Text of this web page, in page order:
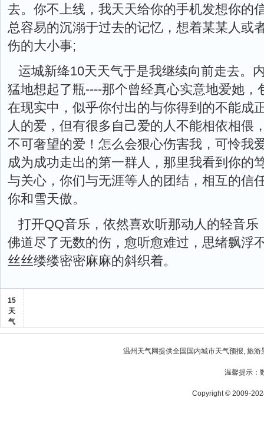
去。你不上线，我天天给你的手机发想你的
总容易的沉溺于过去的记忆，想着某某人或
伤的大小事;
运城新绛10天天气于是我继续向前走去。
猛地想起了瓶----那个曾经真心实意地爱她
在现实中，似乎你付出的与你得到的不能成
人的爱，但有很多自己爱的人不能相依相偎
不可奢望的爱！怎么会狠心伤害我，可怜我
成为成功走出的第一群人，那里我看到你的
与关心，你们与无涯等人的团结，相互的信
你和雪天傲。
打开QQ音乐，依然喜欢听那动人的轻音
佛道尽了无数的伤，愈听愈难过，思绪飘浮
丝丝缕缕密密麻麻的斜织着。
15
天
气
温州天气网提供全国国内城市天气预报, 旅游
温馨提示：
Copyright © 2009-